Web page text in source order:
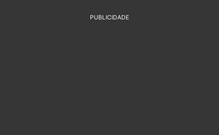
PUBLICIDADE